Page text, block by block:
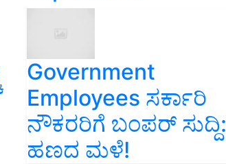
Government
Employees ಸರ್ಕಾರಿ
ನೌಕರರಿಗೆ ಬಂಪರ್‌ ಸುದ್ದಿ:
ಹಣದ ಮಳೆ!